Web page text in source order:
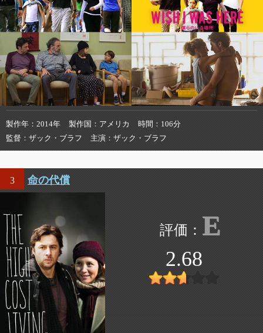
製作年 2014年 製作国 アメリカ 時間
106分
監督
ザック・ブラフ 主演 ザック・ブラフ
3 命の代償
E
2.68